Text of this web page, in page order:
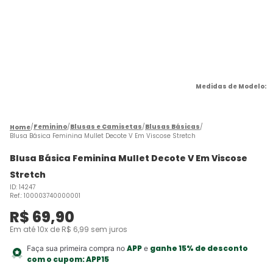
Feminino Blusas e Camisetas Blusas Básicas
Blusa Básica Feminina Mullet Decote V Em Viscose Stretch
Blusa Básica Feminina Mullet Decote V Em Viscose
Stretch
ID: 14247
Ref.: 100003740000001
R$ 69,90
Em até10x de R$ 6,99 sem juros
Faça sua primeira compra no APPe ganhe 15% de desconto
com o cupom:APP15